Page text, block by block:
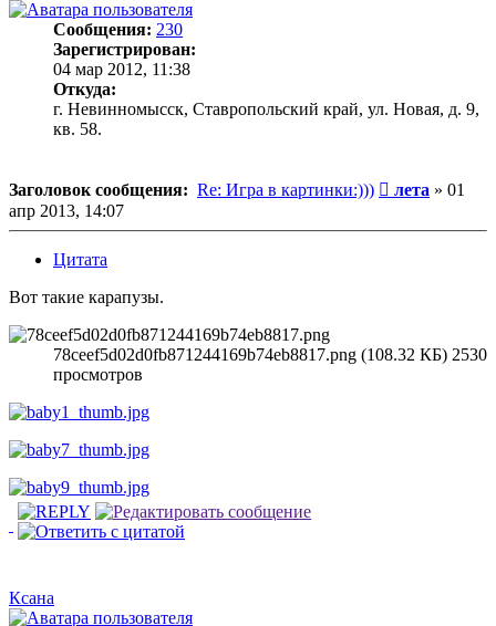
Сообщения: 230
Зарегистрирован:
04 мар 2012, 11:38
Откуда:
г. Невинномысск, Ставропольский край, ул. Новая, д. 9,
кв. 58.
Заголовок сообщения: Re: Игра в картинки:))) Сообщение
лета » 01
апр 2013, 14:07
Цитата
Вот такие карапузы.
78ceef5d02d0fb871244169b74eb8817.png (108.32 КБ) 2530
просмотров
Ксана